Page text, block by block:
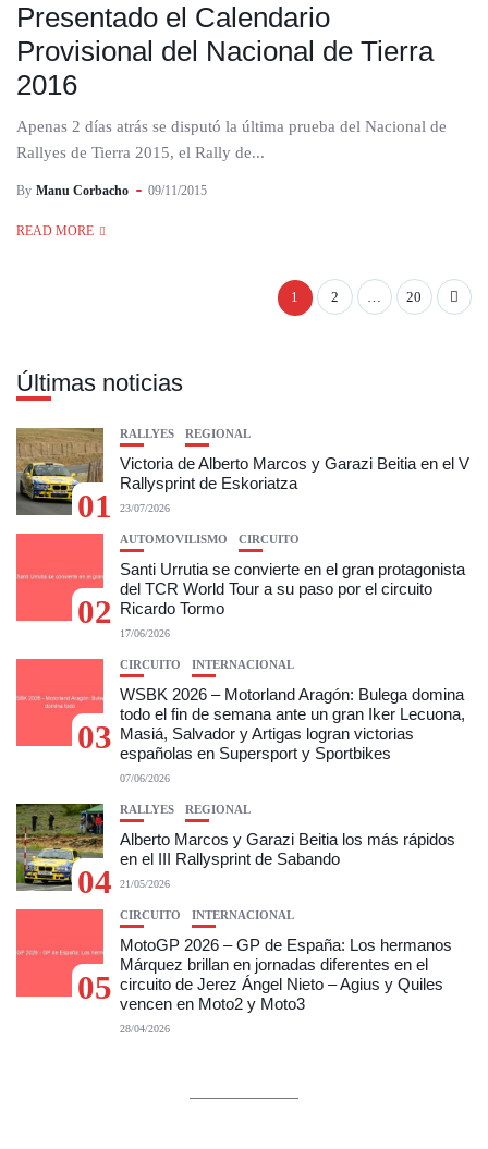
Presentado el Calendario
Provisional del Nacional de Tierra
2016
Apenas 2 días atrás se disputó la última prueba del Nacional de
Rallyes de Tierra 2015, el Rally de...
By Manu Corbacho 09/11/2015
READ MORE
1 2 … 20
Últimas noticias
01
RALLYES REGIONAL
Victoria de Alberto Marcos y Garazi Beitia en el V
Rallysprint de Eskoriatza
23/07/2026
02
AUTOMOVILISMO CIRCUITO
Santi Urrutia se convierte en el gran protagonista
del TCR World Tour a su paso por el circuito
Ricardo Tormo
17/06/2026
03
CIRCUITO INTERNACIONAL
WSBK 2026 – Motorland Aragón: Bulega domina
todo el fin de semana ante un gran Iker Lecuona,
Masiá, Salvador y Artigas logran victorias
españolas en Supersport y Sportbikes
07/06/2026
04
RALLYES REGIONAL
Alberto Marcos y Garazi Beitia los más rápidos
en el III Rallysprint de Sabando
21/05/2026
05
CIRCUITO INTERNACIONAL
MotoGP 2026 – GP de España: Los hermanos
Márquez brillan en jornadas diferentes en el
circuito de Jerez Ángel Nieto – Agius y Quiles
vencen en Moto2 y Moto3
28/04/2026